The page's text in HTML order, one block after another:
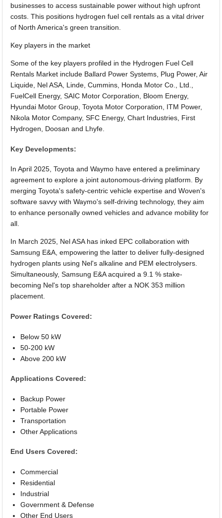
businesses to access sustainable power without high upfront
costs. This positions hydrogen fuel cell rentals as a vital driver
of North America's green transition.
Key players in the market
Some of the key players profiled in the Hydrogen Fuel Cell
Rentals Market include Ballard Power Systems, Plug Power, Air
Liquide, Nel ASA, Linde, Cummins, Honda Motor Co., Ltd.,
FuelCell Energy, SAIC Motor Corporation, Bloom Energy,
Hyundai Motor Group, Toyota Motor Corporation, ITM Power,
Nikola Motor Company, SFC Energy, Chart Industries, First
Hydrogen, Doosan and Lhyfe.
Key Developments:
In April 2025, Toyota and Waymo have entered a preliminary
agreement to explore a joint autonomous-driving platform. By
merging Toyota's safety-centric vehicle expertise and Woven's
software savvy with Waymo's self-driving technology, they aim
to enhance personally owned vehicles and advance mobility for
all.
In March 2025, Nel ASA has inked EPC collaboration with
Samsung E&A, empowering the latter to deliver fully-designed
hydrogen plants using Nel's alkaline and PEM electrolysers.
Simultaneously, Samsung E&A acquired a 9.1 % stake-
becoming Nel's top shareholder after a NOK 353 million
placement.
Power Ratings Covered:
Below 50 kW
50-200 kW
Above 200 kW
Applications Covered:
Backup Power
Portable Power
Transportation
Other Applications
End Users Covered:
Commercial
Residential
Industrial
Government & Defense
Other End Users